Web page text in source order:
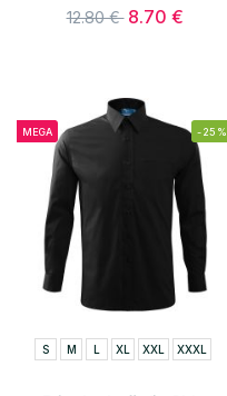
12.80 € 8.70 €
MEGA -25%
S M L XL XXL XXXL